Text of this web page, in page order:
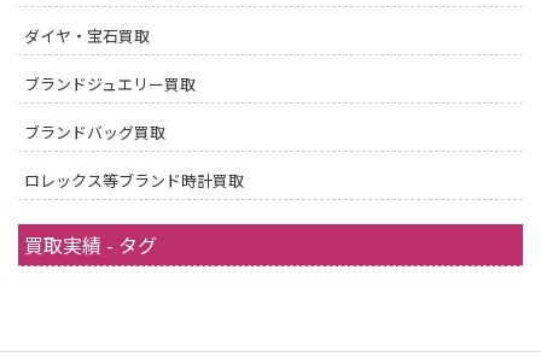
ダイヤ・宝石買取
ブランドジュエリー買取
ブランドバッグ買取
ロレックス等ブランド時計買取
買取実績 - タグ